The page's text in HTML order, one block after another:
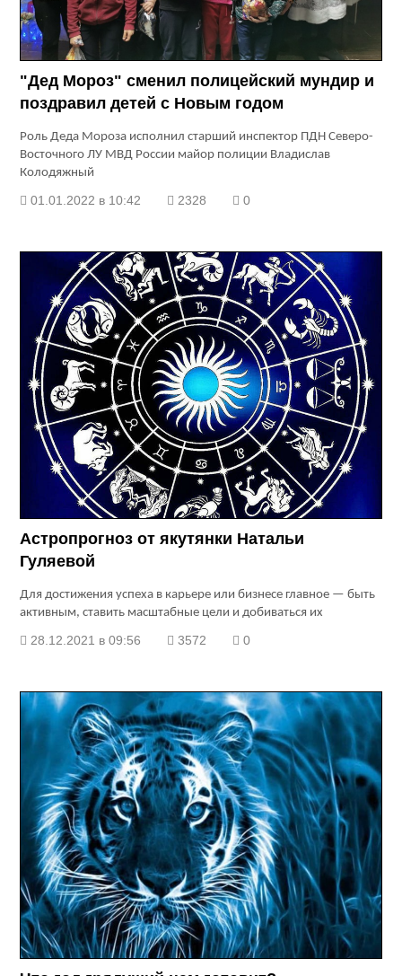
"Дед Мороз" сменил полицейский мундир и
поздравил детей с Новым годом
Роль Деда Мороза исполнил старший инспектор ПДН Северо-
Восточного ЛУ МВД России майор полиции Владислав
Колодяжный
01.01.2022 в 10:42 2328 0
Астропрогноз от якутянки Натальи
Гуляевой
Для достижения успеха в карьере или бизнесе главное — быть
активным, ставить масштабные цели и добиваться их
28.12.2021 в 09:56 3572 0